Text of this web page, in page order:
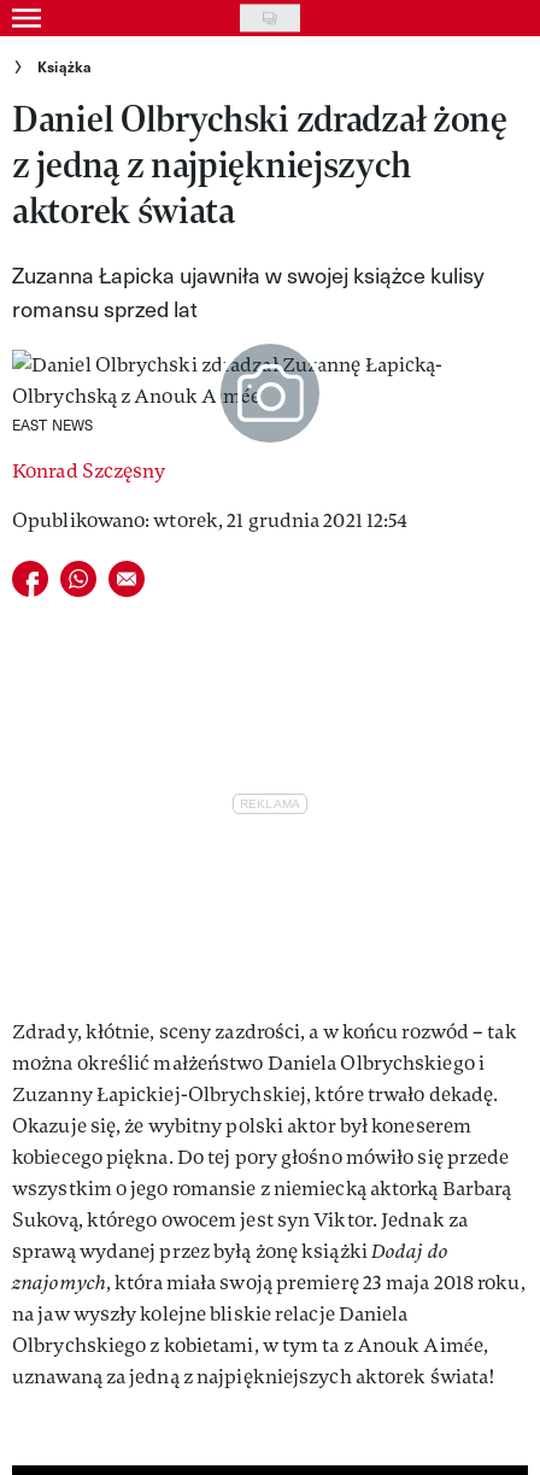
Skip
to
content
Gwiazdy
Ludzie
Moda
Uroda
Styl życia
Kultura
Wideo
Nasze akcje
VIVA!ART
VIVA!MODA
VIVA!LIFESTYLE
Książka
Daniel Olbrychski zdradzał żonę
z jedną z najpiękniejszych
aktorek świata
Zuzanna Łapicka ujawniła w swojej książce kulisy
romansu sprzed lat
EAST NEWS
Konrad Szczęsny
Opublikowano: wtorek, 21 grudnia 2021 12:54
Udostępnij na facebook
Udostępnij na whatsapp
E-mail do przyjaciela
Zdrady, kłótnie, sceny zazdrości, a w końcu rozwód – tak
można określić małżeństwo Daniela Olbrychskiego i
Zuzanny Łapickiej-Olbrychskiej, które trwało dekadę.
Okazuje się, że wybitny polski aktor był koneserem
kobiecego piękna. Do tej pory głośno mówiło się przede
wszystkim o jego romansie z niemiecką aktorką Barbarą
Sukovą, którego owocem jest syn Viktor. Jednak za
sprawą wydanej przez byłą żonę książkiDodaj do
znajomych, która miała swoją premierę 23 maja 2018 roku,
na jaw wyszły kolejne bliskie relacje Daniela
Olbrychskiego z kobietami, w tym ta z Anouk Aimée,
uznawaną za jedną z najpiękniejszych aktorek świata!